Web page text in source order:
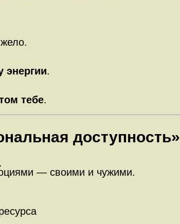
энергии.
тебе.
доступность»
— своими и чужими.